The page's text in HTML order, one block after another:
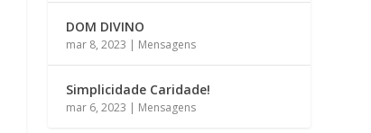
DOM DIVINO
mar 8, 2023 | Mensagens
Simplicidade Caridade!
mar 6, 2023 | Mensagens